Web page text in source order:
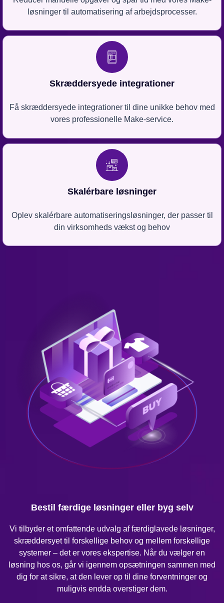
løsninger til automatisering af arbejdsprocesser.
Skræddersyede integrationer
Få skræddersyede integrationer til dine unikke behov med
vores professionelle Make-service.
Skalérbare løsninger
Oplev skalérbare automatiseringsløsninger, der passer til
din virksomheds vækst og behov
Bestil færdige løsninger eller byg selv
Vi tilbyder et omfattende udvalg af færdiglavede løsninger,
skræddersyet til forskellige behov og mellem forskellige
systemer – det er vores ekspertise. Når du vælger en
løsning hos os, går vi igennem opsætningen sammen med
dig for at sikre, at den lever op til dine forventninger og
muligvis endda overstiger dem.